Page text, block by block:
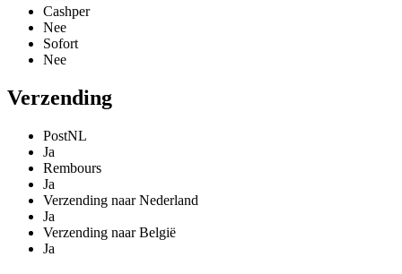
Cashper
Nee
Sofort
Nee
Verzending
PostNL
Ja
Rembours
Ja
Verzending naar Nederland
Ja
Verzending naar België
Ja